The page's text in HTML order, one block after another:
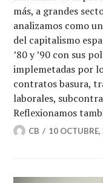
más, a grandes
analizamos como
del capitalismo
’80 y ’90 con sus
implemetadas por
contratos basura,
laborales,
Reflexionamos
CB 10